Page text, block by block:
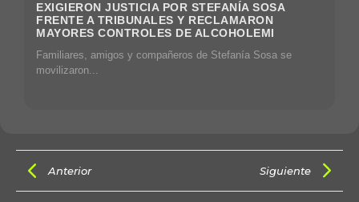
EXIGIERON JUSTICIA POR STEFANÍA SOSA
FRENTE A TRIBUNALES Y RECLAMARON
MAYORES CONTROLES DE ALCOHOLEMI
Familiares, amigos y compañeros de Stefanía Sosa se
movilizaron...
Anterior Siguiente